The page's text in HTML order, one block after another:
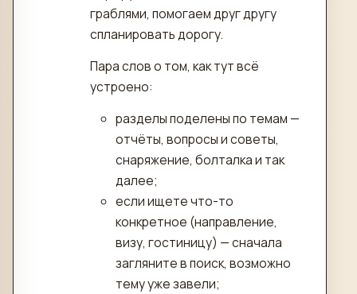
граблями, помогаем друг другу
спланировать дорогу.
Пара слов о том, как тут всё
устроено:
разделы поделены по темам —
отчёты, вопросы и советы,
снаряжение, болталка и так
далее;
если ищете что-то
конкретное (направление,
визу, гостиницу) — сначала
загляните в поиск, возможно
тему уже завели;